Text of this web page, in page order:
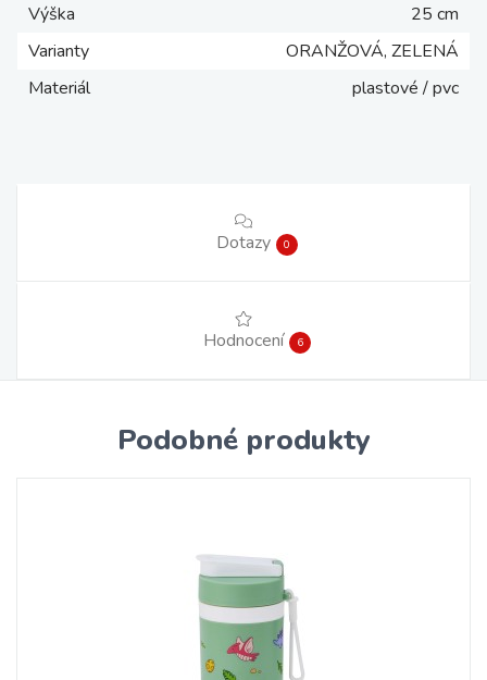
Výška
25 cm
Varianty
ORANŽOVÁ, ZELENÁ
Materiál
plastové / pvc
Dotazy 0
Hodnocení 6
Podobné produkty